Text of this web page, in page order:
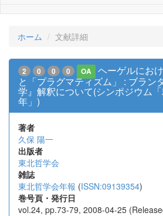
ホーム 文献詳細
2 0 0 0 OA
ヘーゲルにお
と「プラグマティズム」 : ブラン
学』解釈について(シンポジウム
年」)
著者
久保 陽一
出版者
東北哲学会
雑誌
東北哲学会年報 (ISSN:09139354)
巻号頁・発行日
vol.24, pp.73-79, 2008-04-25